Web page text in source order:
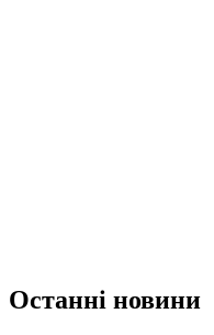
Останні новини